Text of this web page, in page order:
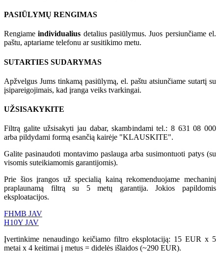
PASIŪLYMŲ RENGIMAS
Rengiameindividualius detalius pasiūlymus. Juos persiunčiame el.
paštu, aptariame telefonu ar susitikimo metu.
SUTARTIES SUDARYMAS
Apžvelgus Jums tinkamą pasiūlymą, el. paštu atsiunčiame sutartį su
įsipareigojimais, kad įranga veiks tvarkingai.
UŽSISAKYKITE
Filtrą galite užsisakyti jau dabar, skambindami tel.: 8 631 08 000
arba pildydami formą esančią kairėje "KLAUSKITE".
Galite pasinaudoti montavimo paslauga arba susimontuoti patys (su
visomis suteikiamomis garantijomis).
Prie šios įrangos už specialią kainą rekomenduojame mechaninį
praplaunamą filtrą su 5 metų garantija. Jokios papildomis
eksploatacijos.
FHMB JAV
H10Y JAV
Įvertinkime nenaudingo keičiamo filtro eksplotaciją: 15 EUR x 5
metai x 4 keitimai į metus = didelės išlaidos (~290 EUR).